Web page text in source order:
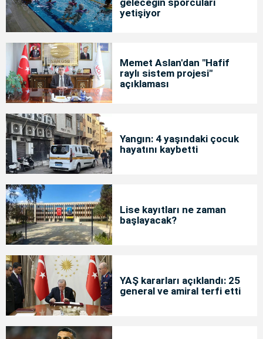
yetişiyor
Memet Aslan'dan "Hafif
raylı sistem projesi"
açıklaması
Yangın: 4 yaşındaki çocuk
hayatını kaybetti
Lise kayıtları ne zaman
başlayacak?
YAŞ kararları açıklandı: 25
general ve amiral terfi etti